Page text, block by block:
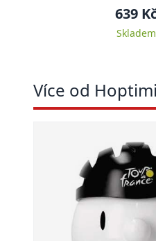
639
Skladem
Více od